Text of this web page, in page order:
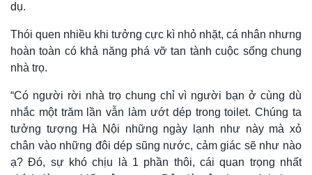
Kinh tế
Bất động sản
Khởi nghiệp
Thị trường
Giá vàng
Tiêu dùng
Tỷ giá
dụ.
Thói quen nhiều khi tưởng cực kì nhỏ nhặt, cá nhân nhưng
hoàn toàn có khả năng phá vỡ tan tành cuộc sống chung
nhà trọ.
“Có người rời nhà trọ chung chỉ vì người bạn ở cùng dù
nhắc một trăm lần vẫn làm ướt dép trong toilet. Chúng ta
tưởng tượng Hà Nội những ngày lạnh như này mà xỏ
chân vào những đôi dép sũng nước, cảm giác sẽ như nào
ạ? Đó, sự khó chịu là 1 phần thôi, cái quan trọng nhất